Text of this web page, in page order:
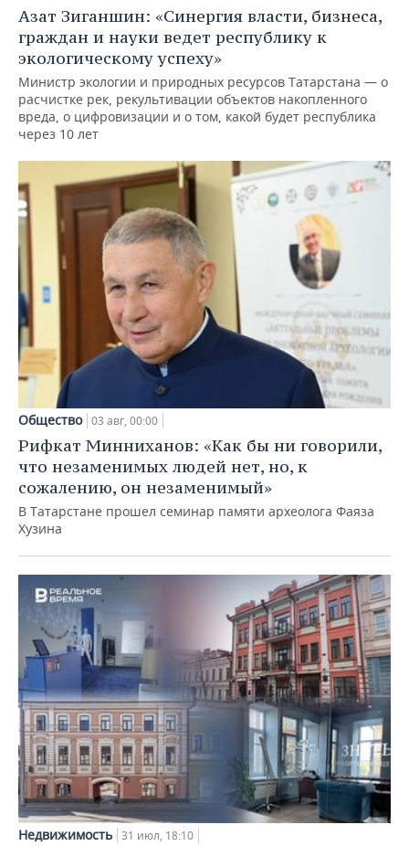
Азат Зиганшин: «Синергия власти, бизнеса,
граждан и науки ведет республику к
экологическому успеху»
Министр экологии и природных ресурсов Татарстана — о
расчистке рек, рекультивации объектов накопленного
вреда, о цифровизации и о том, какой будет республика
через 10 лет
Общество 03 авг, 00:00
Рифкат Минниханов: «Как бы ни говорили,
что незаменимых людей нет, но, к
сожалению, он незаменимый»
В Татарстане прошел семинар памяти археолога Фаяза
Хузина
Недвижимость 31 июл, 18:10